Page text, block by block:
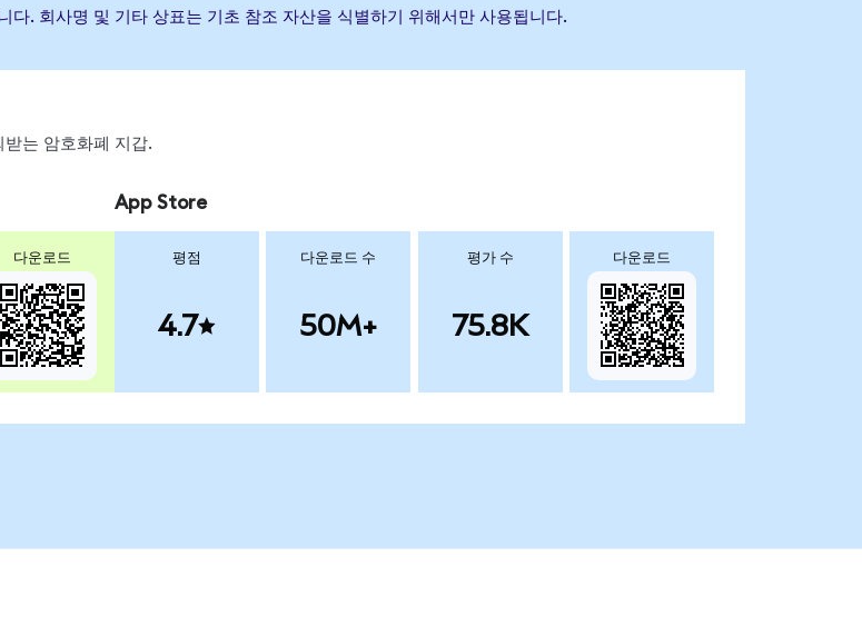
. 회사명 및 기타 상표는 기초 참조 자산을 식별하기 위해서만 사용됩니다.
는 암호화폐 지갑.
다운로드
App Store
평점
4.7
다운로드 수
50M+
평가 수
75.8K
다운로드